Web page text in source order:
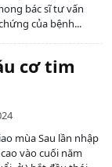
bác sĩ tư vấn
của bệnh...
cơ tim
mùa Sau lần nhập
vào cuối năm